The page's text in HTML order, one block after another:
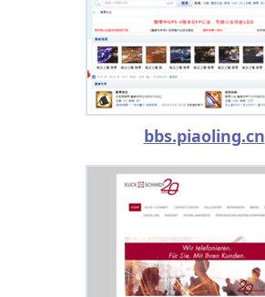
bbs.piaoling.cn